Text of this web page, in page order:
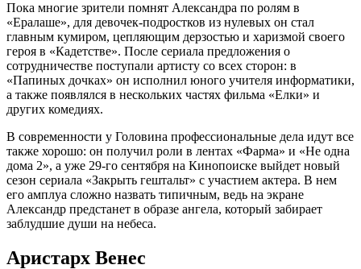
Пока многие зрители помнят Александра по ролям в
«Ералаше», для девочек-подростков из нулевых он стал
главным кумиром, цепляющим дерзостью и харизмой своего
героя в «Кадетстве». После сериала предложения о
сотрудничестве поступали артисту со всех сторон: в
«Папиных дочках» он исполнил юного учителя информатики,
а также появлялся в нескольких частях фильма «Елки» и
других комедиях.
В современности у Головина профессиональные дела идут все
также хорошо: он получил роли в лентах «Фарма» и «Не одна
дома 2», а уже 29-го сентября на Кинопоиске выйдет новый
сезон сериала «Закрыть гештальт» с участием актера. В нем
его амплуа сложно назвать типичным, ведь на экране
Александр предстанет в образе ангела, который забирает
заблудшие души на небеса.
Аристарх Венес